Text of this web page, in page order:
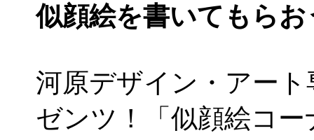
似顔絵を書いてもらお
河原デザイン・アー
ゼンツ！「似顔絵コー